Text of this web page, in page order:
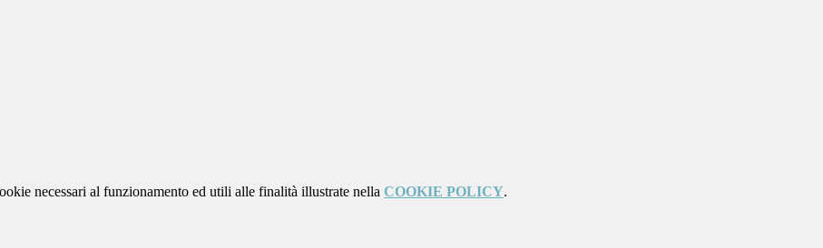
necessari al funzionamento ed utili alle finalità illustrate nella COOKIE POLICY.